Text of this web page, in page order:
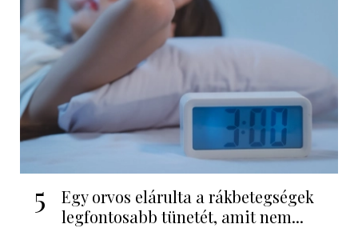
5
Egy orvos elárulta a rákbetegségek
legfontosabb tünetét, amit nem...